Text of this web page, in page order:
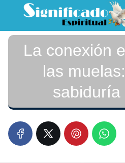
La conexión
las
sabiduría